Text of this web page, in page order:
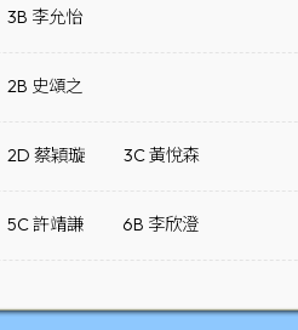
3B 李允怡
2B 史頌之
2D 蔡穎璇 3C 黃悅森
5C 許靖謙 6B 李欣澄